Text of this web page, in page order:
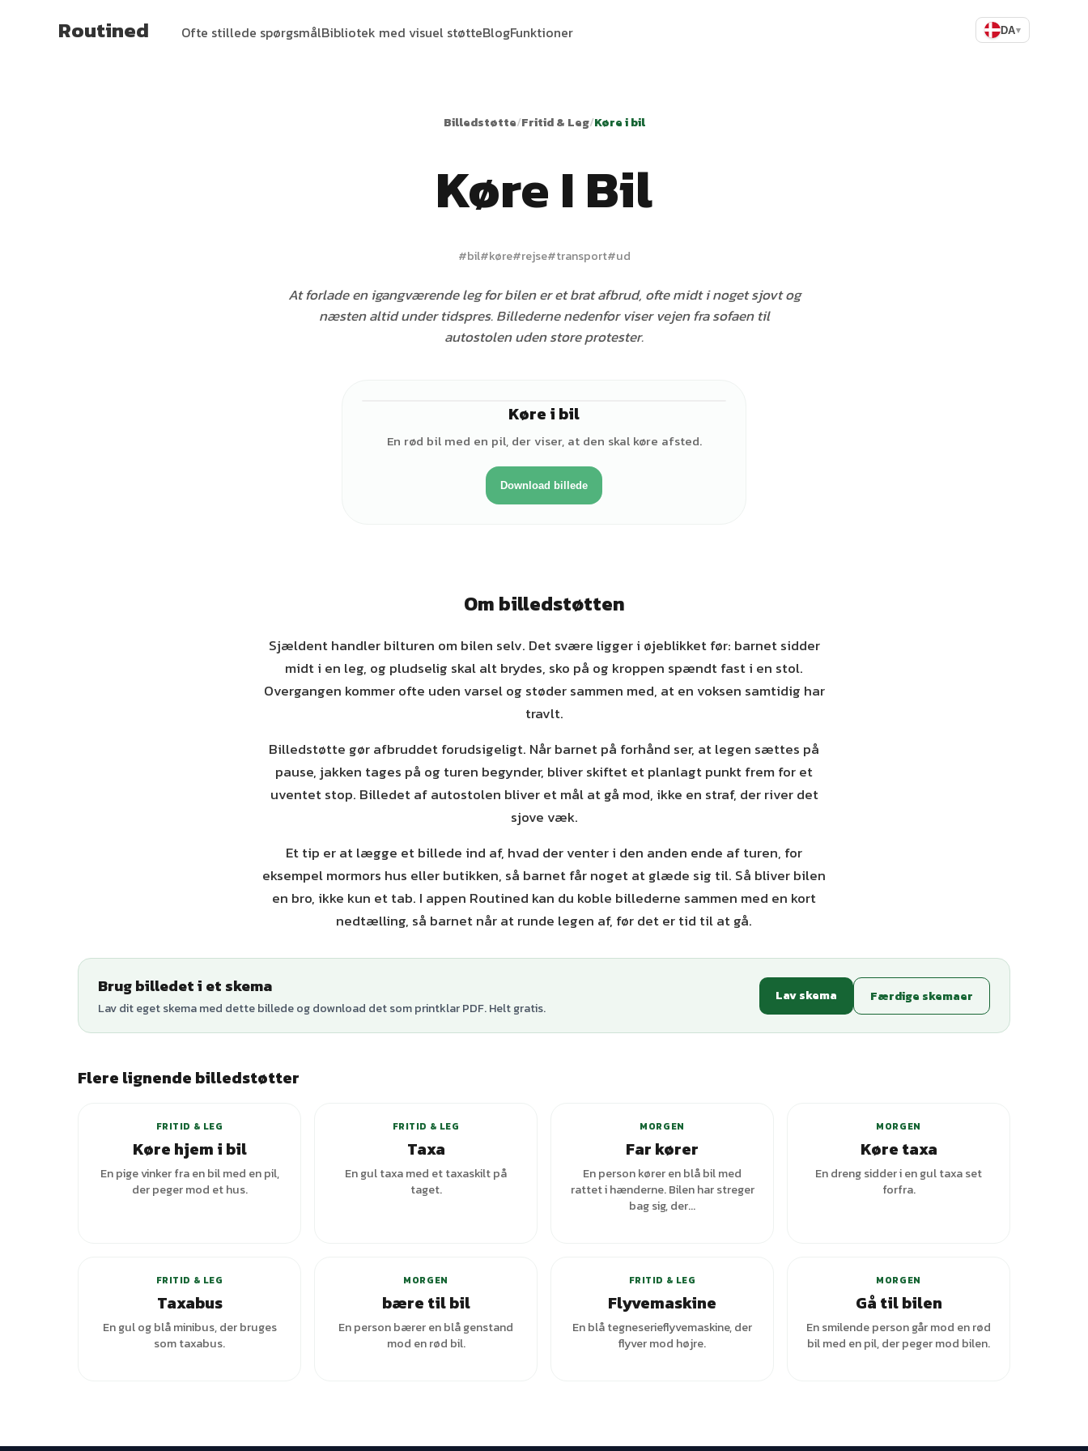
Routined Ofte stillede spørgsmålBibliotek med visuel støtteBlogFunktioner DA▾
Billedstøtte/Fritid & Leg/Køre i bil
Køre I Bil
#bil#køre#rejse#transport#ud
At forlade en igangværende leg for bilen er et brat afbrud, ofte midt i noget sjovt og
næsten altid under tidspres. Billederne nedenfor viser vejen fra sofaen til
autostolen uden store protester.
Køre i bil
En rød bil med en pil, der viser, at den skal køre afsted.
Download billede
Om billedstøtten
Sjældent handler bilturen om bilen selv. Det svære ligger i øjeblikket før: barnet sidder
midt i en leg, og pludselig skal alt brydes, sko på og kroppen spændt fast i en stol.
Overgangen kommer ofte uden varsel og støder sammen med, at en voksen samtidig har
travlt.
Billedstøtte gør afbruddet forudsigeligt. Når barnet på forhånd ser, at legen sættes på
pause, jakken tages på og turen begynder, bliver skiftet et planlagt punkt frem for et
uventet stop. Billedet af autostolen bliver et mål at gå mod, ikke en straf, der river det
sjove væk.
Et tip er at lægge et billede ind af, hvad der venter i den anden ende af turen, for
eksempel mormors hus eller butikken, så barnet får noget at glæde sig til. Så bliver bilen
en bro, ikke kun et tab. I appen Routined kan du koble billederne sammen med en kort
nedtælling, så barnet når at runde legen af, før det er tid til at gå.
Brug billedet i et skema
Lav dit eget skema med dette billede og download det som printklar PDF. Helt gratis.
Lav skema Færdige skemaer
Flere lignende billedstøtter
+1varianter
FRITID & LEG
Køre hjem i bil
En pige vinker fra en bil med en pil,
der peger mod et hus.
FRITID & LEG
Taxa
En gul taxa med et taxaskilt på
taget.
MORGEN
Far kører
En person kører en blå bil med
rattet i hænderne. Bilen har streger
bag sig, der...
MORGEN
Køre taxa
En dreng sidder i en gul taxa set
forfra.
FRITID & LEG
Taxabus
En gul og blå minibus, der bruges
som taxabus.
MORGEN
bære til bil
En person bærer en blå genstand
mod en rød bil.
FRITID & LEG
Flyvemaskine
En blå tegneserieflyvemaskine, der
flyver mod højre.
MORGEN
Gå til bilen
En smilende person går mod en rød
bil med en pil, der peger mod bilen.